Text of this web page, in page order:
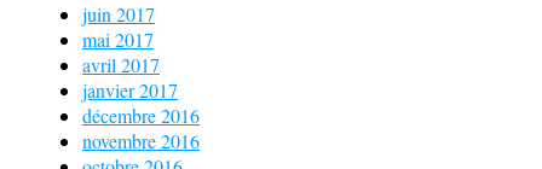
juin 2017
mai 2017
avril 2017
janvier 2017
décembre 2016
novembre 2016